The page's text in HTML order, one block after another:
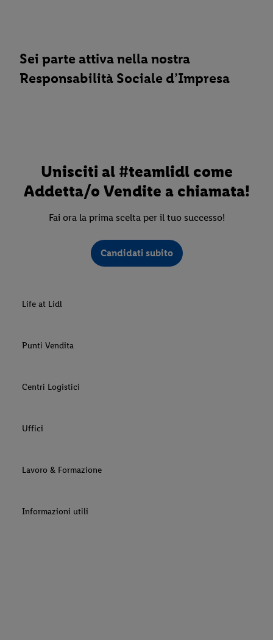
Sei parte attiva nella nostra
Responsabilità Sociale d’Impresa
Unisciti al #teamlidl come
Addetta/o Vendite a chiamata!
Fai ora la prima scelta per il tuo successo!
Candidati subito
Life at Lidl
Punti Vendita
Centri Logistici
Uffici
Lavoro & Formazione
Informazioni utili